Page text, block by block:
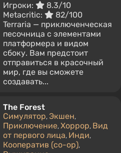
Игроки:
8.3/10
Metacritic:
82/100
Terraria — приключенческая
песочница с элементами
платформера и видом
сбоку. Вам предстоит
отправиться в красочный
мир, где вы сможете
создавать...
The Forest
Симулятор, Экшен,
Приключение, Хоррор, Вид
от первого лица, Инди,
Кооператив (co-op),